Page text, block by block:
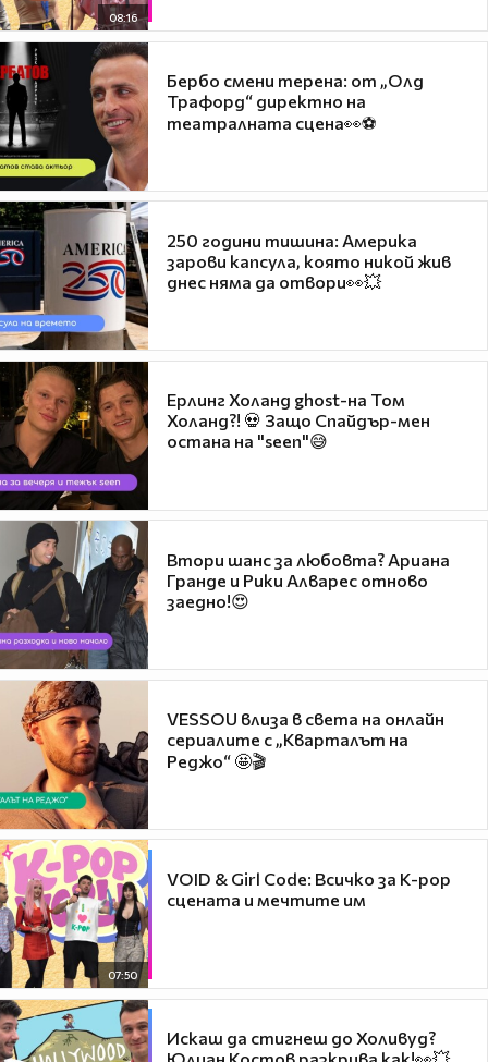
08:16
Бербо смени терена: от „Олд
Трафорд“ директно на
театралната сцена👀⚽
250 години тишина: Америка
зарови капсула, която никой жив
днес няма да отвори👀💥
Ерлинг Холанд ghost-на Том
Холанд?! 💀 Защо Спайдър-мен
остана на "seen"😅
Втори шанс за любовта? Ариана
Гранде и Рики Алварес отново
заедно!😍
VESSOU влиза в света на онлайн
сериалите с „Кварталът на
Реджо“ 🤩🎬
07:50
VOID & Girl Code: Всичко за K-pop
сцената и мечтите им
Искаш да стигнеш до Холивуд?